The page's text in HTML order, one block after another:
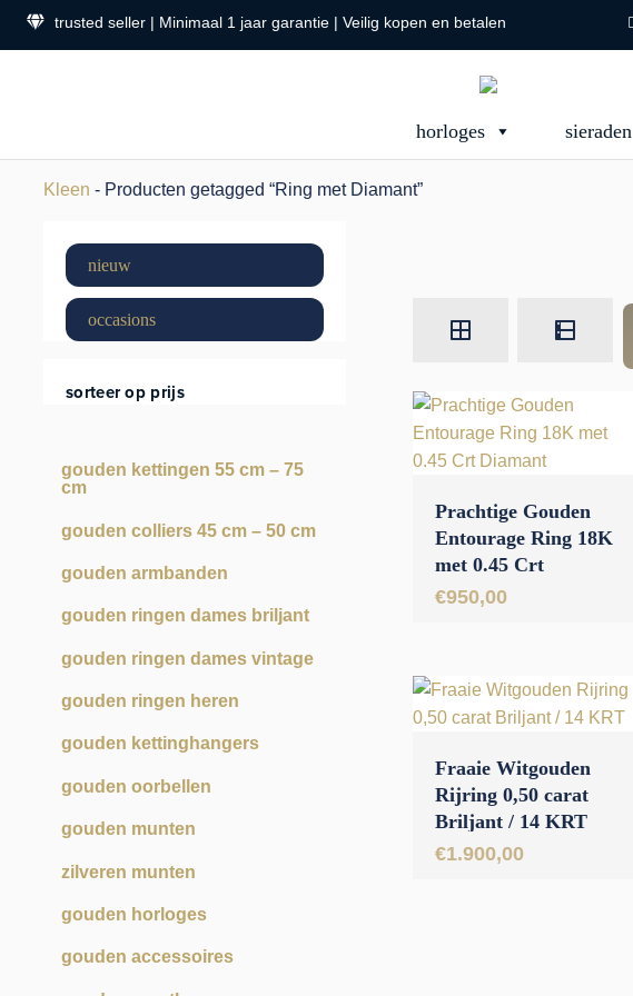
trusted seller | Minimaal 1 jaar garantie | Veilig kopen en betalen
horloges sieraden
Kleen - Producten getagged “Ring met Diamant”
nieuw
occasions
sorteer op prijs
gouden kettingen 55 cm – 75
cm
gouden colliers 45 cm – 50 cm
gouden armbanden
gouden ringen dames briljant
gouden ringen dames vintage
gouden ringen heren
gouden kettinghangers
gouden oorbellen
gouden munten
zilveren munten
gouden horloges
gouden accessoires
Prachtige Gouden
Entourage Ring 18K
met 0.45 Crt
Diamant
€950,00
Fraaie Witgouden
Rijring 0,50 carat
Briljant / 14 KRT
€1.900,00